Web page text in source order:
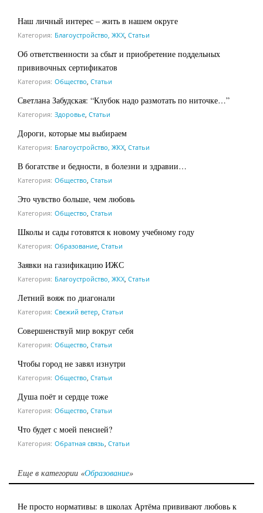
Наш личный интерес – жить в нашем округе
Категория: Благоустройство, ЖКХ Статьи
Об ответственности за сбыт и приобретение поддельных
прививочных сертификатов
Категория: Общество Статьи
Светлана Забудская: “Клубок надо размотать по ниточке…”
Категория: Здоровье Статьи
Дороги, которые мы выбираем
Категория: Благоустройство, ЖКХ Статьи
В богатстве и бедности, в болезни и здравии…
Категория: Общество Статьи
Это чувство больше, чем любовь
Категория: Общество Статьи
Школы и сады готовятся к новому учебному году
Категория: Образование Статьи
Заявки на газификацию ИЖС
Категория: Благоустройство, ЖКХ Статьи
Летний вояж по диагонали
Категория: Свежий ветер Статьи
Совершенствуй мир вокруг себя
Категория: Общество Статьи
Чтобы город не завял изнутри
Категория: Общество Статьи
Душа поёт и сердце тоже
Категория: Общество Статьи
Что будет с моей пенсией?
Категория: Обратная связь Статьи
Еще в категории «Образование»
Не просто нормативы: в школах Артёма прививают любовь к